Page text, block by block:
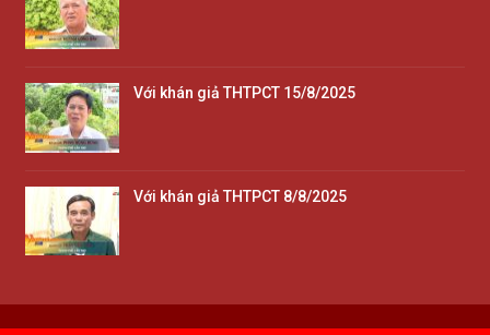
Với khán giả THTPCT 15/8/2025
Với khán giả THTPCT 8/8/2025